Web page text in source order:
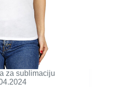
za sublimaciju